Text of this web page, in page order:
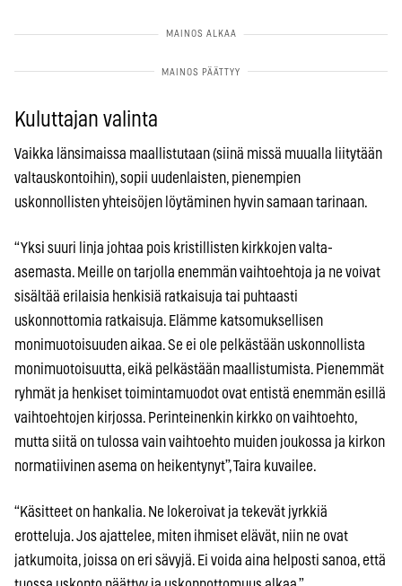
Kuluttajan valinta
Vaikka länsimaissa maallistutaan (siinä missä muualla liitytään
valtauskontoihin), sopii uudenlaisten, pienempien
uskonnollisten yhteisöjen löytäminen hyvin samaan tarinaan.
“Yksi suuri linja johtaa pois kristillisten kirkkojen valta-
asemasta. Meille on tarjolla enemmän vaihtoehtoja ja ne voivat
sisältää erilaisia henkisiä ratkaisuja tai puhtaasti
uskonnottomia ratkaisuja. Elämme katsomuksellisen
monimuotoisuuden aikaa. Se ei ole pelkästään uskonnollista
monimuotoisuutta, eikä pelkästään maallistumista. Pienemmät
ryhmät ja henkiset toimintamuodot ovat entistä enemmän esillä
vaihtoehtojen kirjossa. Perinteinenkin kirkko on vaihtoehto,
mutta siitä on tulossa vain vaihtoehto muiden joukossa ja kirkon
normatiivinen asema on heikentynyt”, Taira kuvailee.
“Käsitteet on hankalia. Ne lokeroivat ja tekevät jyrkkiä
erotteluja. Jos ajattelee, miten ihmiset elävät, niin ne ovat
jatkumoita, joissa on eri sävyjä. Ei voida aina helposti sanoa, että